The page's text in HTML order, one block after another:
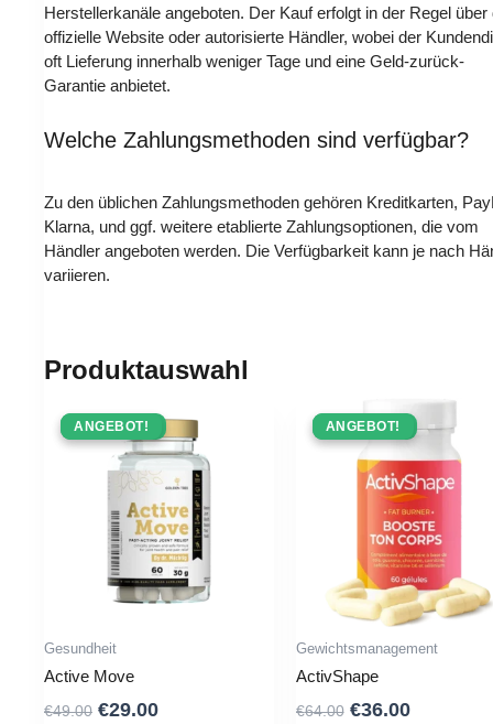
Herstellerkanäle angeboten. Der Kauf erfolgt in der Regel über
offizielle Website oder autorisierte Händler, wobei der
oft Lieferung innerhalb weniger Tage und eine Geld-zurück-
Garantie anbietet.
Welche Zahlungsmethoden sind verfügbar?
Zu den üblichen Zahlungsmethoden gehören Kreditkarten,
Klarna, und ggf. weitere etablierte Zahlungsoptionen, die vom
Händler angeboten werden. Die Verfügbarkeit kann je nach
variieren.
Produktauswahl
ANGEBOT !
ANGEBOT!
Gesundheit
Active Move
€49.00 Ursprünglicher
€29.00Aktueller
ANGEBOT !
ANGEBOT!
Gewichtsmanagement
ActivShape
€64.00 Ursprünglicher
€36.00Aktueller